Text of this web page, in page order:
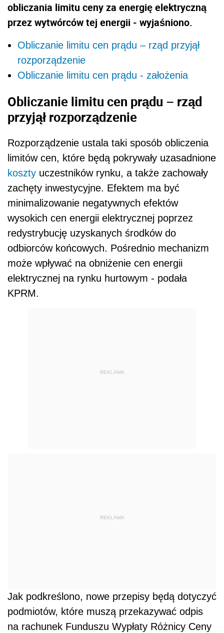
obliczania limitu ceny za energię elektryczną
przez wytwórców tej energii - wyjaśniono.
Obliczanie limitu cen prądu – rząd przyjął
rozporządzenie
Obliczanie limitu cen prądu - założenia
Obliczanie limitu cen prądu – rząd
przyjął rozporządzenie
Rozporządzenie ustala taki sposób obliczenia
limitów cen, które będą pokrywały uzasadnione
koszty uczestników rynku, a także zachowały
zachęty inwestycyjne. Efektem ma być
minimalizowanie negatywnych efektów
wysokich cen energii elektrycznej poprzez
redystrybucję uzyskanych środków do
odbiorców końcowych. Pośrednio mechanizm
może wpływać na obniżenie cen energii
elektrycznej na rynku hurtowym - podała
KPRM.
REKLAMA
REKLAMA
Jak podkreślono, nowe przepisy będą dotyczyć
podmiotów, które muszą przekazywać odpis
na rachunek Funduszu Wypłaty Różnicy Ceny